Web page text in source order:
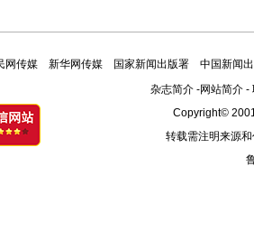
网传媒 新华网传媒 国家新闻出版署
中国新闻
杂志简介-网站简介-
Copyright©
转载需注明来源